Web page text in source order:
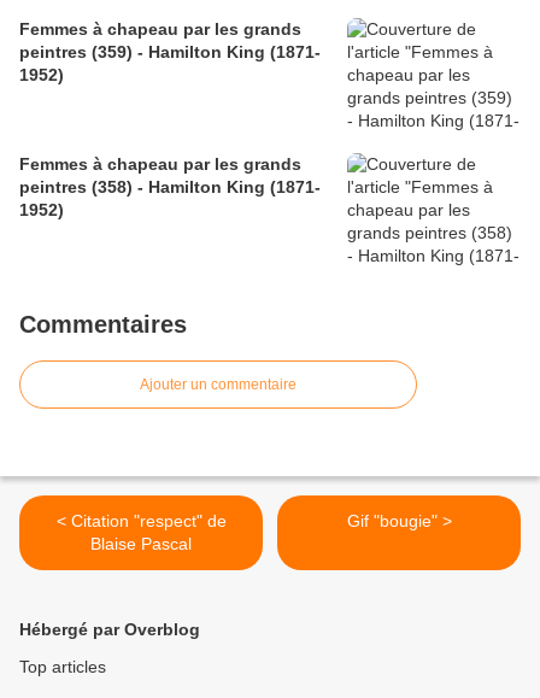
Femmes à chapeau par les grands
peintres (359) - Hamilton King (1871-
1952)
Femmes à chapeau par les grands
peintres (358) - Hamilton King (1871-
1952)
Commentaires
Ajouter un commentaire
< Citation "respect" de
Blaise Pascal
Gif "bougie" >
Hébergé par Overblog
Top articles